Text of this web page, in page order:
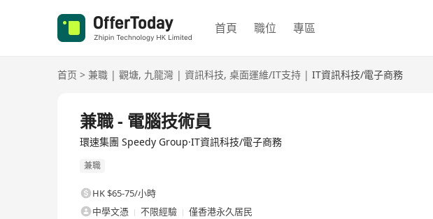
首頁 職位 專區
首页 > 兼職 | 觀塘, 九龍灣 | 資訊科技, 桌面運維/IT支持 | IT資訊科技/電子商務
兼職 - 電腦技術員
環速集團 Speedy Group·IT資訊科技/電子商務
兼職
HK $65-75/小時
中學文憑
不限經驗
僅香港永久居民